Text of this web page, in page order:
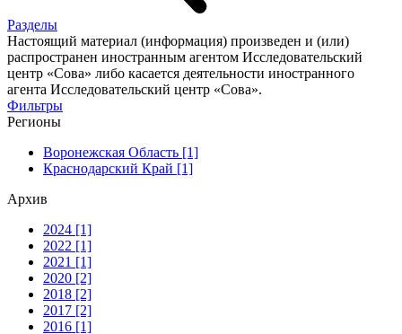
Разделы
Настоящий материал (информация) произведен и (или)
распространен иностранным агентом Исследовательский
центр «Сова» либо касается деятельности иностранного
агента Исследовательский центр «Сова».
Фильтры
Регионы
Воронежская Область [1]
Краснодарский Край [1]
Архив
2024 [1]
2022 [1]
2021 [1]
2020 [2]
2018 [2]
2017 [2]
2016 [1]